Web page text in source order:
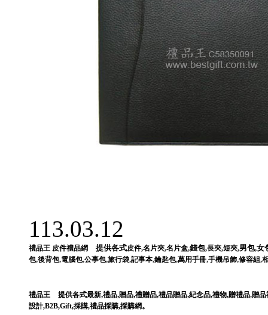
113.03.12
禮品王 皮件禮品網 提供各式皮件,名片夾,名片盒,錢包,長夾,短夾,男包,女
包,後背包,電腦包,公事包,旅行袋,記事本,鑰匙包,萬用手冊,手機吊飾,修容組,
禮品王 提供各式最新,禮品,贈品,禮贈品,禮品贈品,紀念品,禮物,贈禮品,贈品
設計,B2B,Gift,採購,禮品採購,採購網。